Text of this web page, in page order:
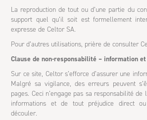
La reproduction de tout ou d’une partie du
support quel qu’il soit est formellement
expresse de Celtor SA.
Pour d’autres utilisations, prière de consulter
Clause de non-responsabilité – information
Sur ce site, Celtor s’efforce d’assurer une
Malgré sa vigilance, des erreurs peuvent
pages. Ceci n’engage pas sa responsabilité de
informations et de tout préjudice direct
découler.